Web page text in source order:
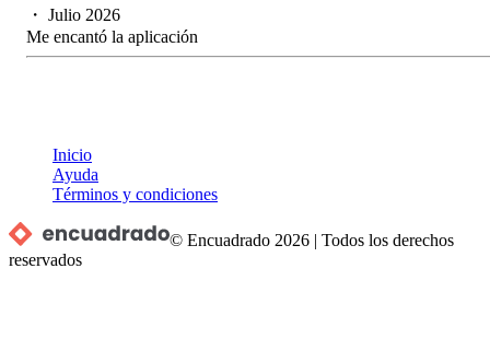
・ Julio 2026
Me encantó la aplicación
Inicio
Ayuda
Términos y condiciones
© Encuadrado 2026 |Todos los derechos
reservados